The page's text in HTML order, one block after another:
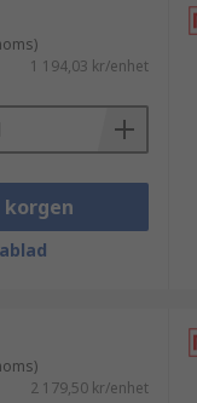
1 194,03 kr/enhet
korgen
2 179,50 kr/enhet